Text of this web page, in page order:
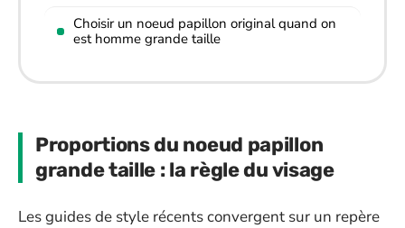
Choisir un noeud papillon original quand on
est homme grande taille
Proportions du noeud papillon
grande taille : la règle du visage
Les guides de style récents convergent sur un repère